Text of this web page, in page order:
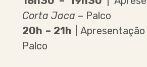
Corta Jaca – Palco
20h – 21h |
Palco